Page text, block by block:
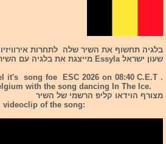
שעון ישראל Essyla מייצגת את בלגיה עם השיר Dancing On The Ice
it's song foe ESC 2026 on 08:40 C.E.T .
with the song dancing In The Ice.
מצורף הוידאו קליפ הרשמי של השיר
videoclip of the song: